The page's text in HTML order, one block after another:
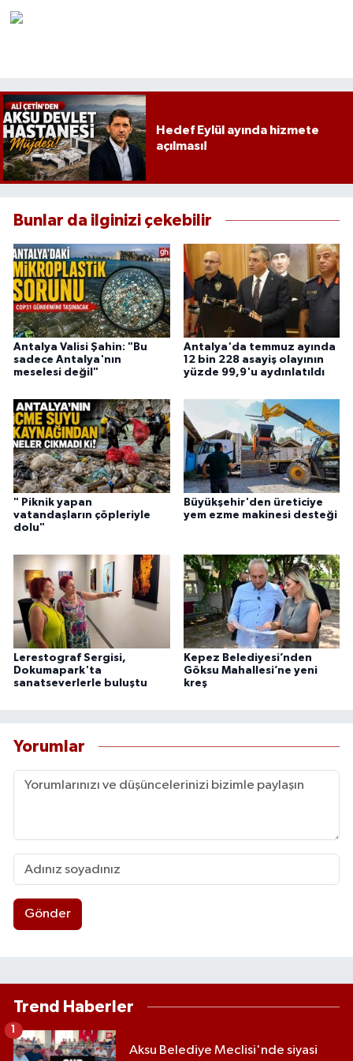
Hedef Eylül ayında hizmete
açılması!
Bunlar da ilginizi çekebilir
Antalya Valisi Şahin: "Bu
sadece Antalya'nın
meselesi değil"
Antalya'da temmuz ayında
12 bin 228 asayiş olayının
yüzde 99,9'u aydınlatıldı
" Piknik yapan
vatandaşların çöpleriyle
dolu"
Büyükşehir'den üreticiye
yem ezme makinesi desteği
Lerestograf Sergisi,
Dokumapark'ta
sanatseverlerle buluştu
Kepez Belediyesi’nden
Göksu Mahallesi’ne yeni
kreş
Yorumlar
Gönder
Trend Haberler
Aksu Belediye Meclisi'nde siyasi
1